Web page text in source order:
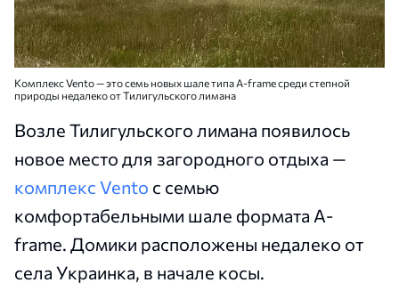
Комплекс Vento — это семь новых шале типа A-frame среди степной
природы недалеко от Тилигульского лимана
Возле Тилигульского лимана появилось
новое место для загородного отдыха —
комплекс Vento с семью
комфортабельными шале формата A-
frame. Домики расположены недалеко от
села Украинка, в начале косы.